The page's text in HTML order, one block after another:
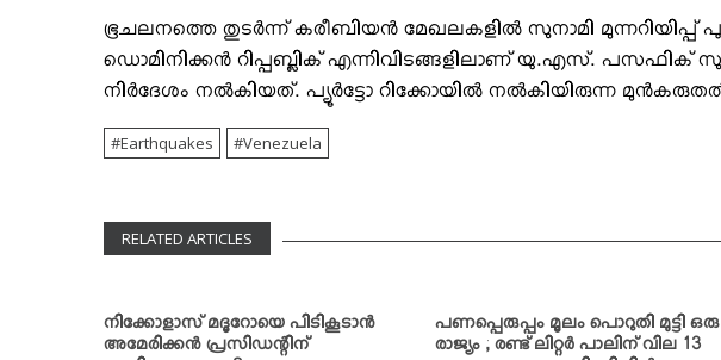
ഭൂചലനത്തെ തുടര്‍ന്ന് കരീബിയന്‍ മേഖലകളില്‍ സുനാമി
ഡൊമിനിക്കന്‍ റിപ്പബ്ലിക് എന്നിവിടങ്ങളിലാണ് യു.എസ്. പസഫിക്
നിര്‍ദേശം നല്‍കിയത്. പ്യൂര്‍ട്ടോ റിക്കോയില്‍ നല്‍കിയിരുന്ന മുന്‍കരുതല്‍
Earthquakes Venezuela
RELATED ARTICLES
നിക്കോളാസ് മദൂറോയെ പിടികൂടാന്‍
അമേരിക്കന്‍ പ്രസിഡന്റിന്
പണപ്പെരുപ്പം മൂലം പൊറുതി മുട്ടി ഒരു
രാജ്യം ; രണ്ട് ലിറ്റര്‍ പാലിന് വില 13